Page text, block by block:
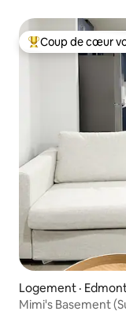
Coup de cœur
Coup de cœur
Logement ·
Mimi's Basement